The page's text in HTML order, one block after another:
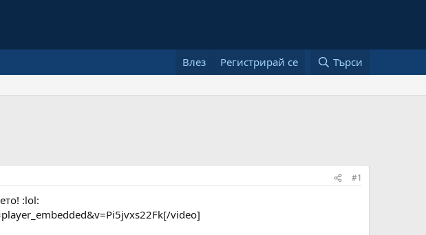
Влез Регистрирай се Търси
#1
:lol:
video]